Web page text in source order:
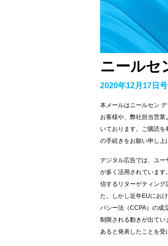
ニールセ
2020年12月17日号
本メールはニールセン
お客様や、弊社担当営
いております。ご購読を
の手続きをお願い申し上
デジタル広告では、ユ
が多く活用されていま
信するリターゲティング
た。しかし近年EUにお
バシー法（CCPA）の成
制限される動きが出て
あると発表したことを受